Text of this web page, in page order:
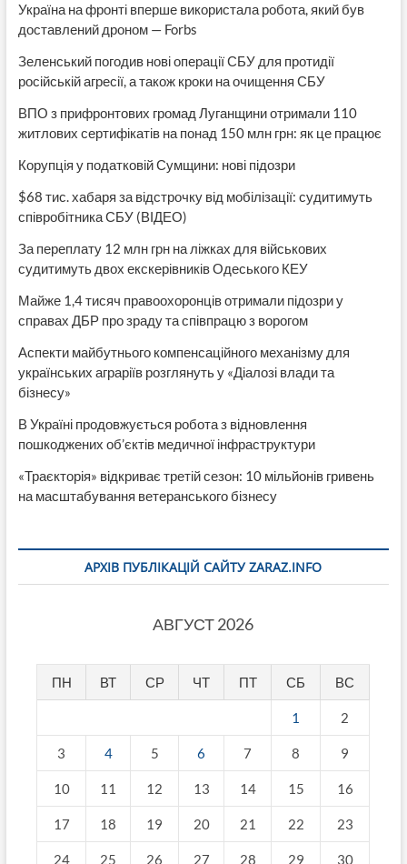
Україна на фронті вперше використала робота, який був
доставлений дроном — Forbs
Зеленський погодив нові операції СБУ для протидії
російській агресії, а також кроки на очищення СБУ
ВПО з прифронтових громад Луганщини отримали 110
житлових сертифікатів на понад 150 млн грн: як це працює
Корупція у податковій Сумщини: нові підозри
$68 тис. хабаря за відстрочку від мобілізації: судитимуть
співробітника СБУ (ВІДЕО)
За переплату 12 млн грн на ліжках для військових
судитимуть двох екскерівників Одеського КЕУ
Майже 1,4 тисяч правоохоронців отримали підозри у
справах ДБР про зраду та співпрацю з ворогом
Аспекти майбутнього компенсаційного механізму для
українських аграріїв розглянуть у «Діалозі влади та
бізнесу»
В Україні продовжується робота з відновлення
пошкоджених об’єктів медичної інфраструктури
«Траєкторія» відкриває третій сезон: 10 мільйонів гривень
на масштабування ветеранського бізнесу
АРХІВ ПУБЛІКАЦІЙ САЙТУ ZARAZ.INFO
АВГУСТ 2026
ПН ВТ СР ЧТ ПТ СБ ВС
1 2
3 4 5 6 7 8 9
10 11 12 13 14 15 16
17 18 19 20 21 22 23
24 25 26 27 28 29 30